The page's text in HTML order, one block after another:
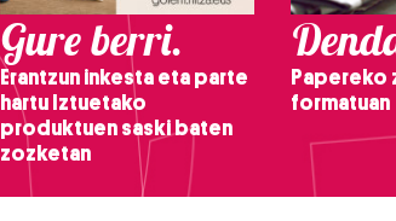
Gure berri.
Erantzun inkesta eta parte
hartu Iztuetako
produktuen saski baten
zozketan
Papereko
formatuan